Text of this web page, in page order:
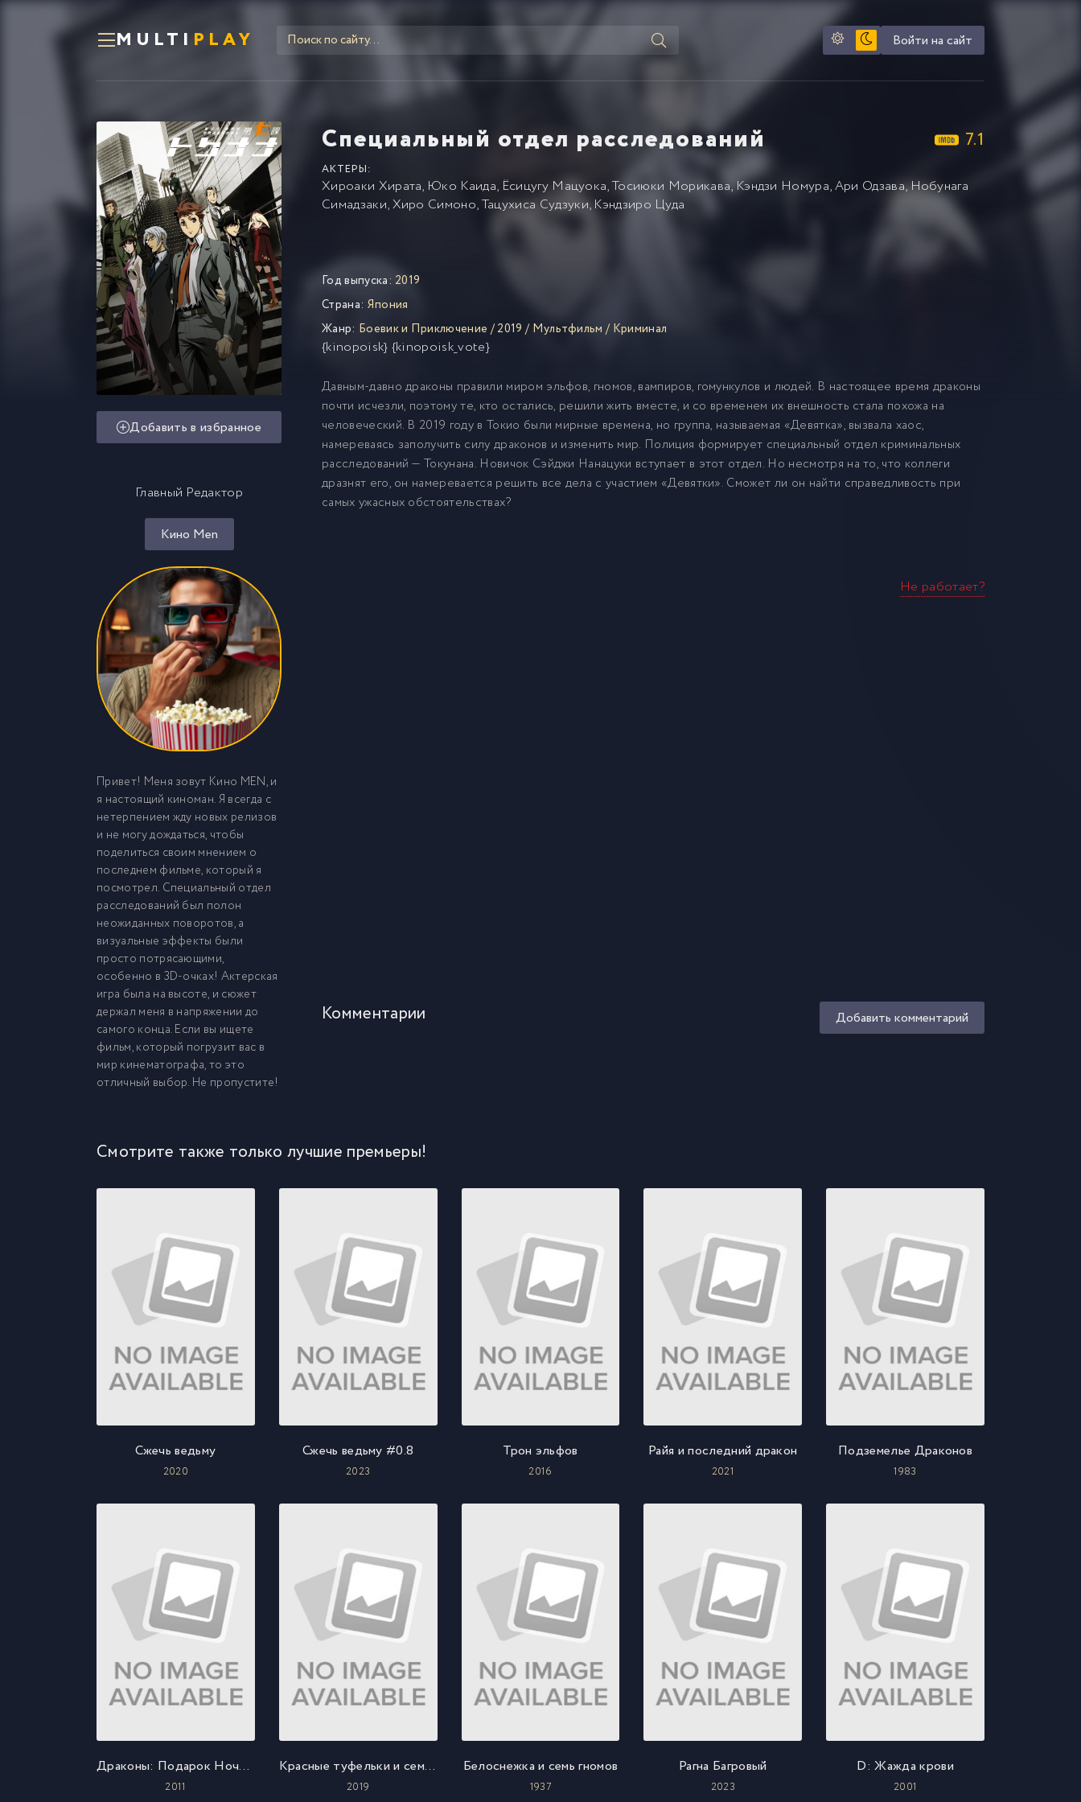
MULTI PLAY Войти на сайт
Специальный отдел расследований 7.1
АКТЕРЫ:
Хироаки Хирата, Юко Каида, Ёсицугу Мацуока,Тосиюки Морикава,Кэндзи Номура,Ари Одзава,Нобунага
Симадзаки,Хиро Симоно,Тацухиса Судзуки, Кэндзиро Цуда
Добавить в избранное
Главный Редактор
Кино Men
Привет! Меня зовут Кино MEN, и
я настоящий киноман. Я всегда с
нетерпением жду новых релизов
и не могу дождаться, чтобы
поделиться своим мнением о
последнем фильме, который я
посмотрел. Специальный отдел
расследований был полон
неожиданных поворотов, а
визуальные эффекты были
просто потрясающими,
особенно в 3D-очках! Актерская
игра была на высоте, и сюжет
держал меня в напряжении до
самого конца. Если вы ищете
фильм, который погрузит вас в
мир кинематографа, то это
отличный выбор. Не пропустите!
Год выпуска: 2019
Страна: Япония
Жанр: Боевик и Приключение /2019 / Мультфильм / Криминал
{kinopoisk} {kinopoisk_vote}
Давным-давно драконы правили миром эльфов, гномов, вампиров, гомункулов и людей. В настоящее время драконы
почти исчезли, поэтому те, кто остались, решили жить вместе, и со временем их внешность стала похожа на
человеческий. В 2019 году в Токио были мирные времена, но группа, называемая «Девятка», вызвала хаос,
намереваясь заполучить силу драконов и изменить мир. Полиция формирует специальный отдел криминальных
расследований — Токунана. Новичок Сэйджи Нанацуки вступает в этот отдел. Но несмотря на то, что коллеги
дразнят его, он намеревается решить все дела с участием «Девятки». Сможет ли он найти справедливость при
самых ужасных обстоятельствах?
Не работает?
Комментарии Добавить комментарий
Смотрите также только лучшие премьеры!
Сжечь ведьму
2020
Сжечь ведьму #0.8
2023
Трон эльфов
2016
Райя и последний дракон
2021
Подземелье Драконов
1983
Драконы: Подарок Ночной Фурии
2011
Красные туфельки и семь гномов
2019
Белоснежка и семь гномов
1937
Рагна Багровый
2023
D: Жажда крови
2001